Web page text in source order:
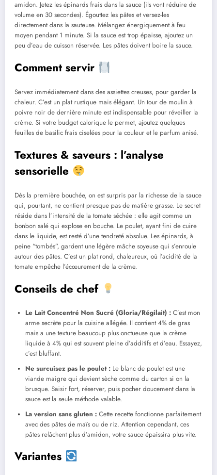
amidon. Jetez les épinards frais dans la sauce (ils vont réduire de
volume en 30 secondes). Égouttez les pâtes et versez-les
directement dans la sauteuse. Mélangez énergiquement à feu
moyen pendant 1 minute. Si la sauce est trop épaisse, ajoutez un
peu d’eau de cuisson réservée. Les pâtes doivent boire la sauce.
Comment servir
Servez immédiatement dans des assiettes creuses, pour garder la
chaleur. C’est un plat rustique mais élégant. Un tour de moulin à
poivre noir de dernière minute est indispensable pour réveiller la
crème. Si votre budget calorique le permet, ajoutez quelques
feuilles de basilic frais ciselées pour la couleur et le parfum anisé.
Textures & saveurs : l’analyse
sensorielle
Dès la première bouchée, on est surpris par la richesse de la sauce
qui, pourtant, ne contient presque pas de matière grasse. Le secret
réside dans l’intensité de la tomate séchée : elle agit comme un
bonbon salé qui explose en bouche. Le poulet, ayant fini de cuire
dans le liquide, est resté d’une tendreté absolue. Les épinards, à
peine “tombés”, gardent une légère mâche soyeuse qui s’enroule
autour des pâtes. C’est un plat rond, chaleureux, où l’acidité de la
tomate empêche l’écœurement de la crème.
Conseils de chef
Le Lait Concentré Non Sucré (Gloria/Régilait) : C’est mon
arme secrète pour la cuisine allégée. Il contient 4% de gras
mais a une texture beaucoup plus onctueuse que la crème
liquide à 4% qui est souvent pleine d’additifs et d’eau. Essayez,
c’est bluffant.
Ne surcuisez pas le poulet : Le blanc de poulet est une
viande maigre qui devient sèche comme du carton si on la
brusque. Saisir fort, réserver, puis pocher doucement dans la
sauce est la seule méthode valable.
La version sans gluten : Cette recette fonctionne parfaitement
avec des pâtes de maïs ou de riz. Attention cependant, ces
pâtes relâchent plus d’amidon, votre sauce épaissira plus vite.
Variantes